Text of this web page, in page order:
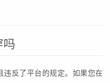
吗
反了平台的规定。如果您在